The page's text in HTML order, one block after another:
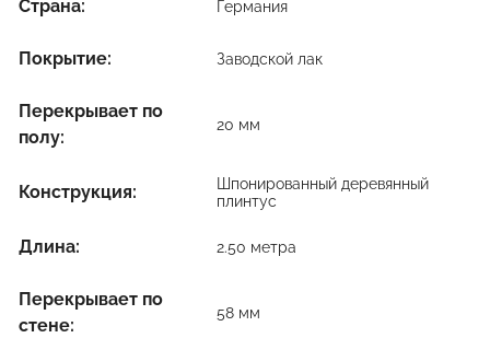
Страна: Германия
Покрытие: Заводской лак
Перекрывает по
полу:
20 мм
Конструкция:
Шпонированный деревянный
плинтус
Длина: 2.50 метра
Перекрывает по
стене:
58 мм